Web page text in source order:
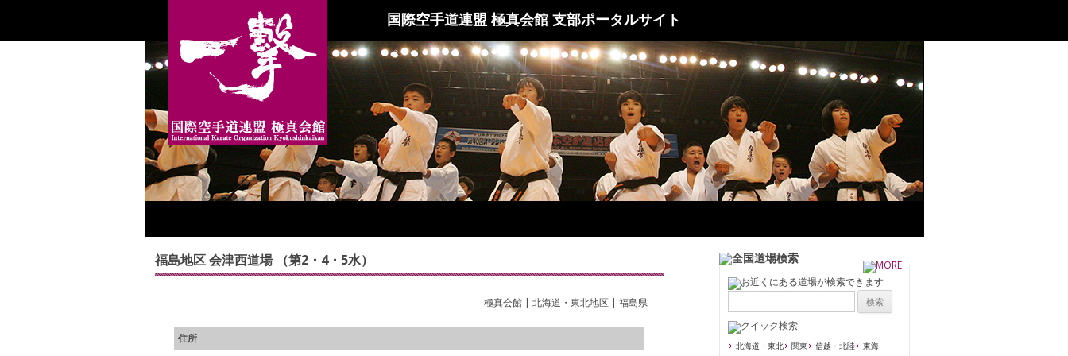
国際空手道連盟 極真会館 支部ポータルサイト
福島地区 会津西道場 （第2・4・5水）
極真会館 | 北海道・東北地区 | 福島県
住所
北海道・東北 関東 信越・北陸
東海